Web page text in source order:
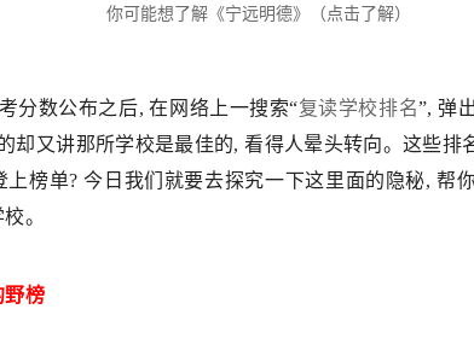
你可能想了解《宁远明德》（点击了解）
分数公布之后, 在网络上一搜索“复读学校排名”, 弹
却又讲那所学校是最佳的, 看得人晕头转向。这些排
上榜单? 今日我们就要去探究一下这里面的隐秘, 帮
。
野榜